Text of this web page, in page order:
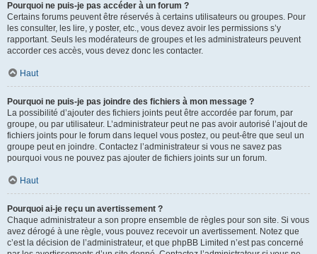
Pourquoi ne puis-je pas accéder à un forum ?
Certains forums peuvent être réservés à certains utilisateurs ou groupes. Pour
les consulter, les lire, y poster, etc., vous devez avoir les permissions s’y
rapportant. Seuls les modérateurs de groupes et les administrateurs peuvent
accorder ces accès, vous devez donc les contacter.
Haut
Pourquoi ne puis-je pas joindre des fichiers à mon message ?
La possibilité d’ajouter des fichiers joints peut être accordée par forum, par
groupe, ou par utilisateur. L’administrateur peut ne pas avoir autorisé l’ajout de
fichiers joints pour le forum dans lequel vous postez, ou peut-être que seul un
groupe peut en joindre. Contactez l’administrateur si vous ne savez pas
pourquoi vous ne pouvez pas ajouter de fichiers joints sur un forum.
Haut
Pourquoi ai-je reçu un avertissement ?
Chaque administrateur a son propre ensemble de règles pour son site. Si vous
avez dérogé à une règle, vous pouvez recevoir un avertissement. Notez que
c’est la décision de l’administrateur, et que phpBB Limited n’est pas concerné